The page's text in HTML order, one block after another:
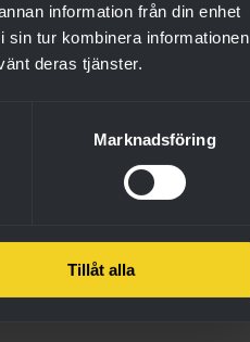
information från din enhet
tur kombinera informationen
deras tjänster.
Marknadsföring
Tillåt alla